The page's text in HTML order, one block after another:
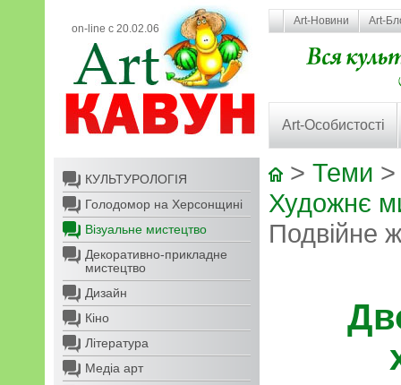
on-line с 20.02.06
Art-Новини Art-
Art-Особистості
КУЛЬТУРОЛОГІЯ
Голодомор на Херсонщині
Візуальне мистецтво
Декоративно-прикладне
мистецтво
Дизайн
Кіно
Література
Медіа арт
> Теми
Художнє
Подвійне